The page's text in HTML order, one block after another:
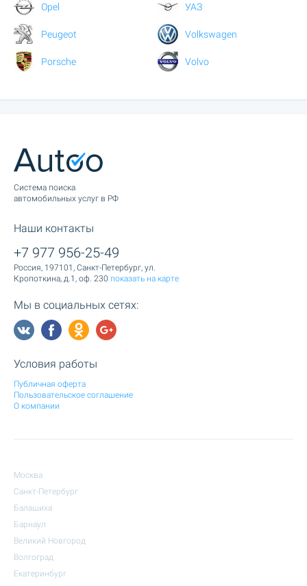
Opel
Peugeot
Porsche
УАЗ
Volkswagen
Volvo
Cистема поиска
автомобильных услуг в РФ
Наши контакты
+7 977 956-25-49
Россия, 197101, Санкт-Петербург, ул.
Кропоткина, д.1, оф. 230 показать на карте
Мы в социальных сетях:
Условия работы
Публичная оферта
Пользовательское соглашение
О компании
Москва
Санкт-Петербург
Балашиха
Барнаул
Великий Новгород
Волгоград
Екатеринбург